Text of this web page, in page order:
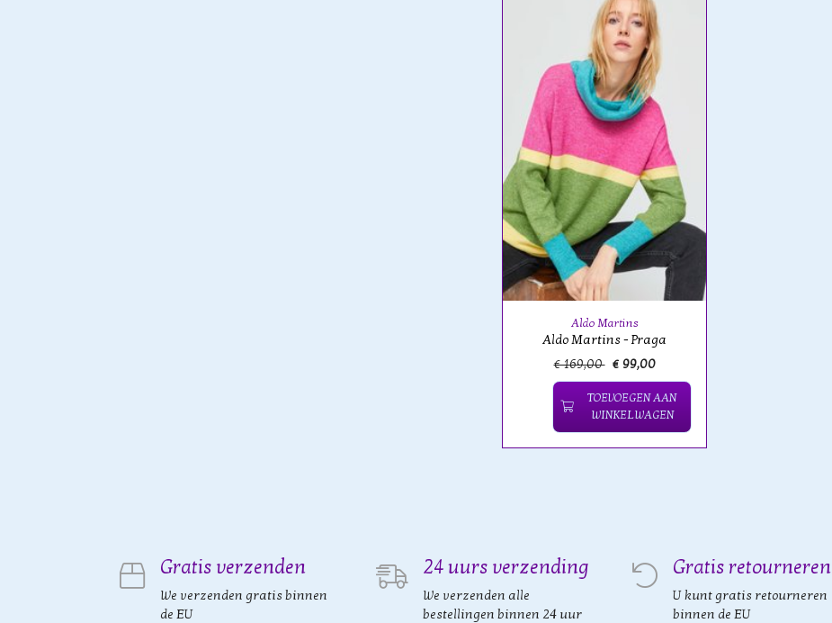
Aldo Martins
Aldo Martins - Praga
€ 169,00 € 99,00
TOEVOEGEN AAN
WINKELWAGEN
Gratis verzenden
We verzenden gratis binnen
de EU
24 uurs verzending
We verzenden alle
bestellingen binnen 24 uur
Gratis retourneren
U kunt gratis retourneren
binnen de EU